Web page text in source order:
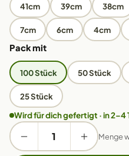
41cm 39cm 38cm
7cm 6cm 4cm
Pack mit
100 Stück 50 Stück
25 Stück
Wird für dich gefertigt · in 2–4
Menge